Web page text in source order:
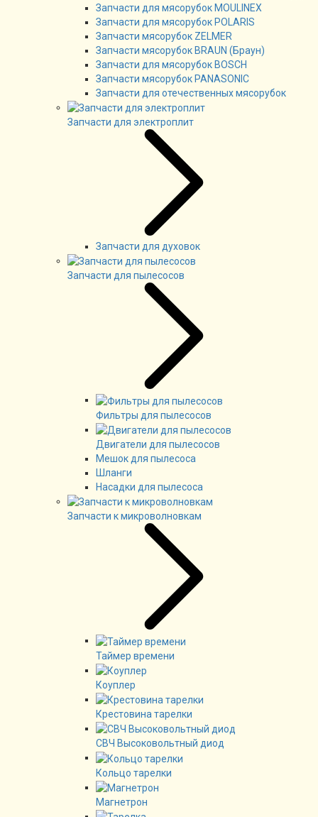
Запчасти для мясорубок MOULINEX
Запчасти для мясорубок POLARIS
Запчасти мясорубок ZELMER
Запчасти мясорубок BRAUN (Браун)
Запчасти для мясорубок BOSCH
Запчасти мясорубок PANASONIC
Запчасти для отечественных мясорубок
Запчасти для электроплит
Запчасти для духовок
Запчасти для пылесосов
Фильтры для пылесосов
Двигатели для пылесосов
Мешок для пылесоса
Шланги
Насадки для пылесоса
Запчасти к микроволновкам
Таймер времени
Коуплер
Крестовина тарелки
СВЧ Высоковольтный диод
Кольцо тарелки
Магнетрон